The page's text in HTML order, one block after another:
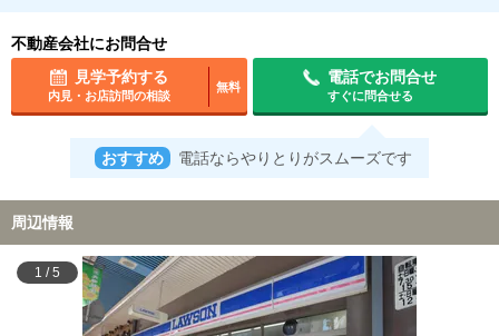
不動産会社にお問合せ
見学予約する
内見・お店訪問の相談
無料
電話でお問合せ
すぐに問合せる
おすすめ 電話ならやりとりがスムーズです
周辺情報
1 /5